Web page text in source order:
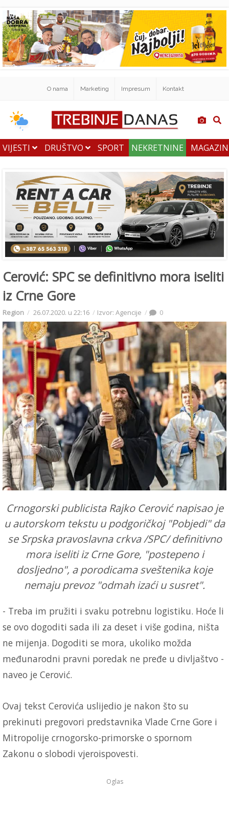
O nama Marketing Impresum Kontakt
VIJESTI DRUŠTVO SPORT NEKRETNINE
Cerović: SPC se definitivno mora iseliti
iz Crne Gore
Region 26.07.2020. u 22:16 Izvor: Agencije 0
Crnogorski publicista Rajko Cerović napisao je
u autorskom tekstu u podgoričkoj "Pobjedi" da
se Srpska pravoslavna crkva /SPC/ definitivno
mora iseliti iz Crne Gore, "postepeno i
dosljedno", a porodicama sveštenika koje
nemaju prevoz "odmah izaći u susret".
- Treba im pružiti i svaku potrebnu logistiku. Hoće li
se ovo dogoditi sada ili za deset i više godina, ništa
ne mijenja. Dogoditi se mora, ukoliko možda
međunarodni pravni poredak ne pređe u divljaštvo -
naveo je Cerović.
Ovaj tekst Cerovića uslijedio je nakon što su
prekinuti pregovori predstavnika Vlade Crne Gore i
Mitropolije crnogorsko-primorske o spornom
Zakonu o slobodi vjeroispovesti.
Oglas